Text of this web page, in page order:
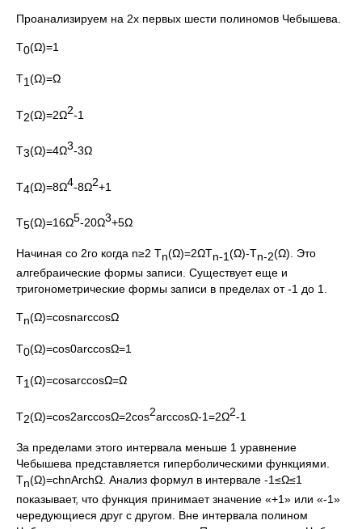
Проанализируем на 2х первых шести полиномов Чебышева.
Т0(Ω)=1
Т1(Ω)=Ω
Т2(Ω)=2Ω2-1
Т3(Ω)=4Ω3-3Ω
Т4(Ω)=8Ω4-8Ω2+1
Т5(Ω)=16Ω5-20Ω3+5Ω
Начиная со 2го когда n≥2 Тn(Ω)=2ΩTn-1(Ω)-Tn-2(Ω). Это
алгебраические формы записи. Существует еще и
тригонометрические формы записи в пределах от -1 до 1.
Тn(Ω)=cosnarccosΩ
Т0(Ω)=cos0arccosΩ=1
Т1(Ω)=cosarccosΩ=Ω
Т2(Ω)=cos2arccosΩ=2cos2arccosΩ-1=2Ω2-1
За пределами этого интервала меньше 1 уравнение
Чебышева представляется гиперболическими функциями.
Тn(Ω)=chnArchΩ. Анализ формул в интервале -1≤Ω≤1
показывает, что функция принимает значение «+1» или «-1»
чередующиеся друг с другом. Вне интервала полином